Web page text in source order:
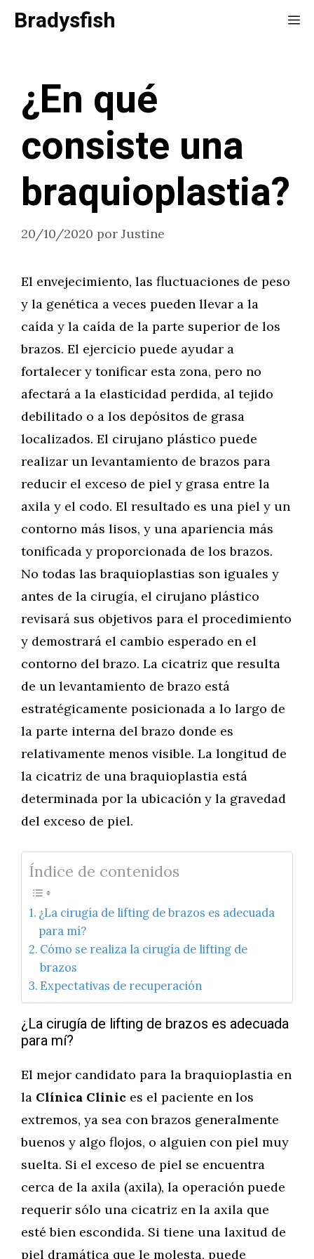
SaltarBradysfish
¿En qué
consiste una
braquioplastia?
20/10/2020 por Justine
El envejecimiento, las fluctuaciones de peso
y la genética a veces pueden llevar a la
caída y la caída de la parte superior de los
brazos. El ejercicio puede ayudar a
fortalecer y tonificar esta zona, pero no
afectará a la elasticidad perdida, al tejido
debilitado o a los depósitos de grasa
localizados. El cirujano plástico puede
realizar un levantamiento de brazos para
reducir el exceso de piel y grasa entre la
axila y el codo. El resultado es una piel y un
contorno más lisos, y una apariencia más
tonificada y proporcionada de los brazos.
No todas las braquioplastias son iguales y
antes de la cirugía, el cirujano plástico
revisará sus objetivos para el procedimiento
y demostrará el cambio esperado en el
contorno del brazo. La cicatriz que resulta
de un levantamiento de brazo está
estratégicamente posicionada a lo largo de
la parte interna del brazo donde es
relativamente menos visible. La longitud de
la cicatriz de una braquioplastia está
determinada por la ubicación y la gravedad
del exceso de piel.
Índice de contenidos
¿La cirugía de lifting de brazos es adecuada
para mí?
Cómo se realiza la cirugía de lifting de
brazos
Expectativas de recuperación
¿La cirugía de lifting de brazos es adecuada
para mí?
El mejor candidato para la braquioplastia en
la Clínica Clinic es el paciente en los
extremos, ya sea con brazos generalmente
buenos y algo flojos, o alguien con piel muy
suelta. Si el exceso de piel se encuentra
cerca de la axila (axila), la operación puede
requerir sólo una cicatriz en la axila que
esté bien escondida. Si tiene una laxitud de
piel dramática que le molesta, puede